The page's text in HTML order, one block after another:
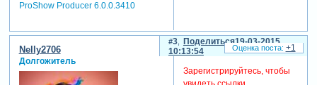
ProShow Producer 6.0.0.3410
Поделиться
3
19-03-2015
10:13:54
Nelly2706
Долгожитель
Зарегистрируйтесь, чтобы
+1